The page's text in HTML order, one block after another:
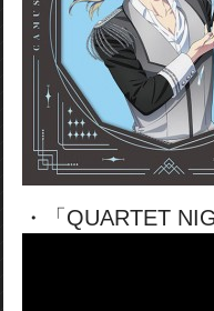
・「QUARTET